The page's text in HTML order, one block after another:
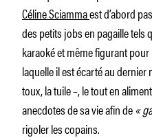
Céline Sciammaest d’abord
des petits jobs en pagaille tels
karaoké et même figurant
laquelle il est écarté au
toux, la tuile –, le tout en
anecdotes de sa vie afin de«
rigoler les copains.